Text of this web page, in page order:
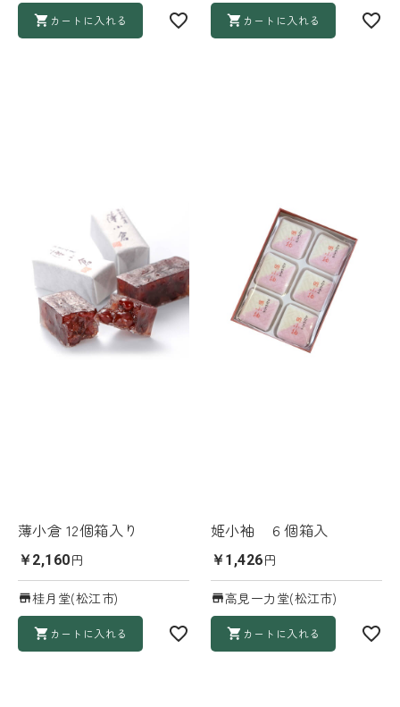
カートに入れる カートに入れる
薄小倉 12個箱入り
￥2,160円
桂月堂(松江市)
カートに入れる
姫小袖 ６個箱入
￥1,426円
高見一力堂(松江市)
カートに入れる